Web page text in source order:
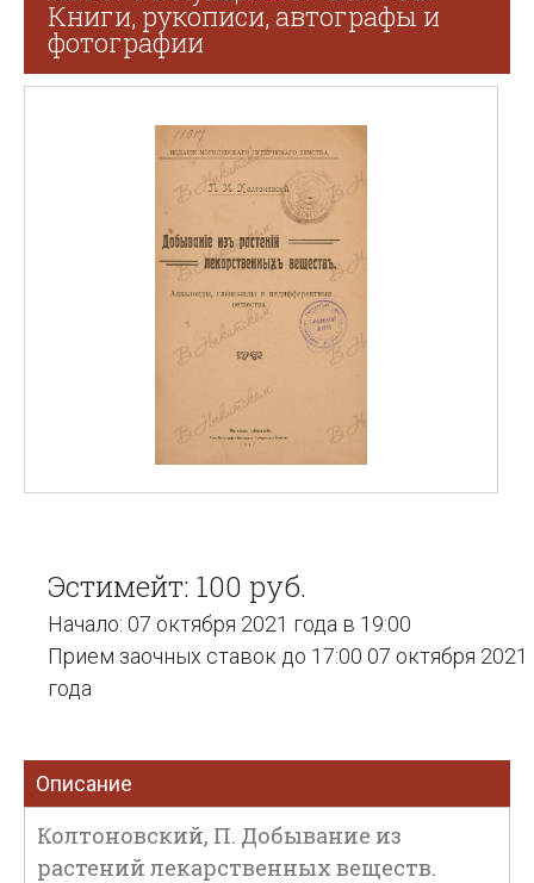
Книги, рукописи, автографы и
фотографии
Эстимейт: 100 руб.
Начало: 07 октября 2021 года в 19:00
Прием заочных ставок до 17:00 07 октября 2021
года
Описание
Колтоновский, П. Добывание из
растений лекарственных веществ.